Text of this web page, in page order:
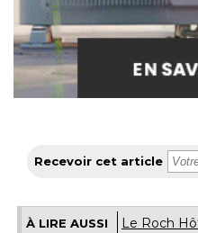
Recevoir cet article
À LIRE AUSSI
Le Roch